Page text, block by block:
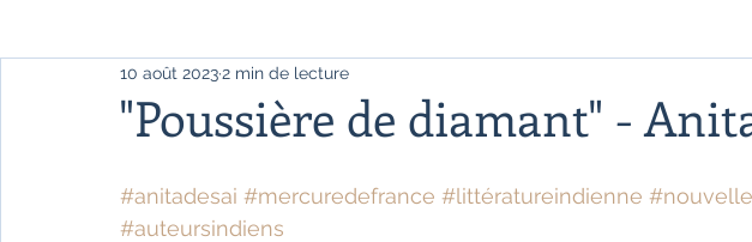
Livres de référence Dictionnaire
"Poussière de diamant" -
10 août 20232 min de lecture
#anitadesai #mercuredefrance #littératureindienne
#auteursindiens